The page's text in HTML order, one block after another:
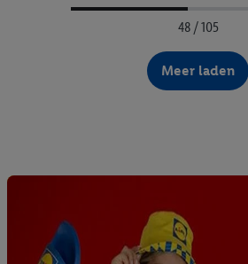
48 / 105
Meer laden